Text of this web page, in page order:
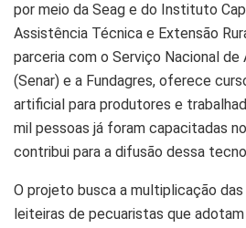
por meio da Seag e do Instituto
Assistência Técnica e Extensão
parceria com o Serviço Nacional de
(Senar) e a Fundagres, oferece
artificial para produtores e
mil pessoas já foram capacitadas
contribui para a difusão dessa
O projeto busca a multiplicação
leiteiras de pecuaristas que